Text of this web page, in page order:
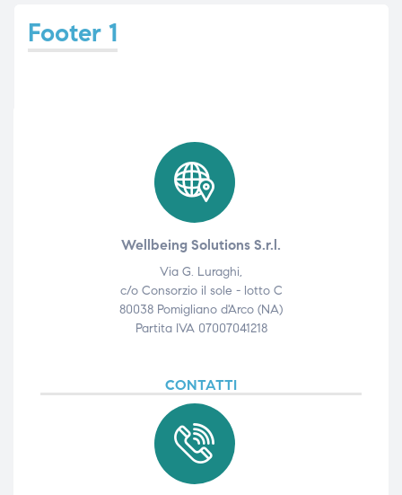
Footer 1
Wellbeing Solutions S.r.l.
Via G. Luraghi,
c/o Consorzio il sole - lotto C
80038 Pomigliano d'Arco (NA)
Partita IVA 07007041218
CONTATTI